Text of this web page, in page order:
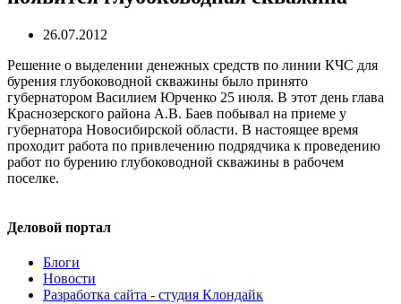
26.07.2012
Решение о выделении денежных средств по линии КЧС для
бурения глубоководной скважины было принято
губернатором Василием Юрченко 25 июля. В этот день глава
Краснозерского района А.В. Баев побывал на приеме у
губернатора Новосибирской области. В настоящее время
проходит работа по привлечению подрядчика к проведению
работ по бурению глубоководной скважины в рабочем
поселке.
Деловой портал
Блоги
Новости
Разработка сайта - студия Клондайк